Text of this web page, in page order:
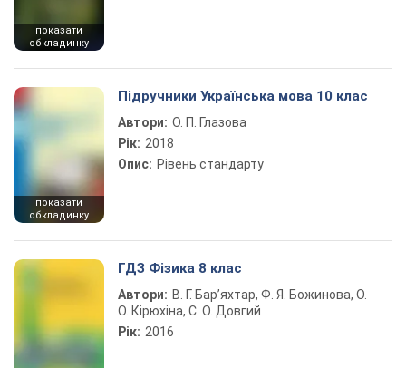
показати
обкладинку
показати
обкладинку
Підручники Українська мова 10 клас
Автори: О. П. Глазова
Рік: 2018
Опис: Рівень стандарту
ГДЗ Фізика 8 клас
Автори: В. Г. Бар’яхтар, Ф. Я. Божинова, О.
О. Кірюхіна, С. О. Довгий
Рік: 2016